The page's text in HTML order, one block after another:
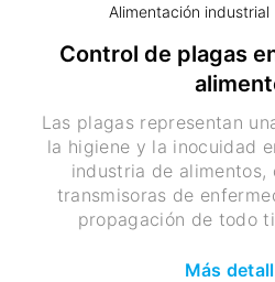
Alimentación industrial
Control de plagas
Las plagas representan
la higiene y la inocuidad
industria de alimentos,
transmisoras de
propagación de todo
Más